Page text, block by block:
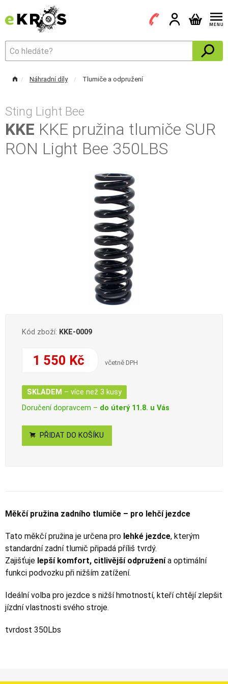
Náhradní díly Tlumiče a odpružení
Sting Light Bee
KKE KKE pružina tlumiče SUR
RON Light Bee 350LBS
Kód zboží: KKE-0009
1 550 Kč včetně DPH
SKLADEM – více než 3 kusy
Doručení dopravcem – do úterý 11.8. u Vás
PŘIDAT DO KOŠÍKU
Měkčí pružina zadního tlumiče – pro lehčí jezdce
Tato měkčí pružina je určena pro lehké jezdce, kterým
standardní zadní tlumič připadá příliš tvrdý.
Zajišťuje lepší komfort, citlivější odpruženía optimální
funkci podvozku při nižším zatížení.
Ideální volba pro jezdce s nižší hmotností, kteří chtějí zlepšit
jízdní vlastnosti svého stroje.
tvrdost 350Lbs